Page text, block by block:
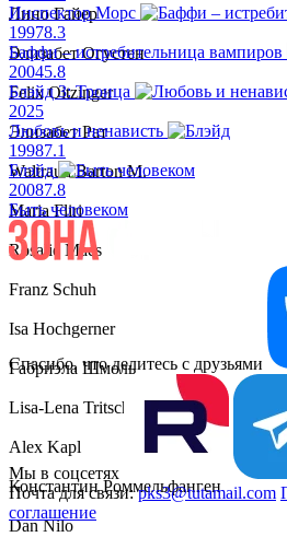
Лино Гайер
Элизабет Огустен
Felix Oitzinger
Элизабет Рат
Waltraud Barton M.
Maria Fliri
Rosalie Maes
Franz Schuh
Isa Hochgerner
Габриэла Шмоль
Lisa-Lena Tritscher
Alex Kapl
Константин Роммельфанген
Dan Nilo
Инспектор Морс
19978.3
Баффи – истребительница вампиров
20045.8
Блэйд 3: Троица
2025
Любовь и ненависть
19987.1
Блэйд
20087.8
Быть человеком
Спасибо, что делитесь с друзьями
Мы в соцсетях
Почта для связи:pks3@tutamail.com
соглашение